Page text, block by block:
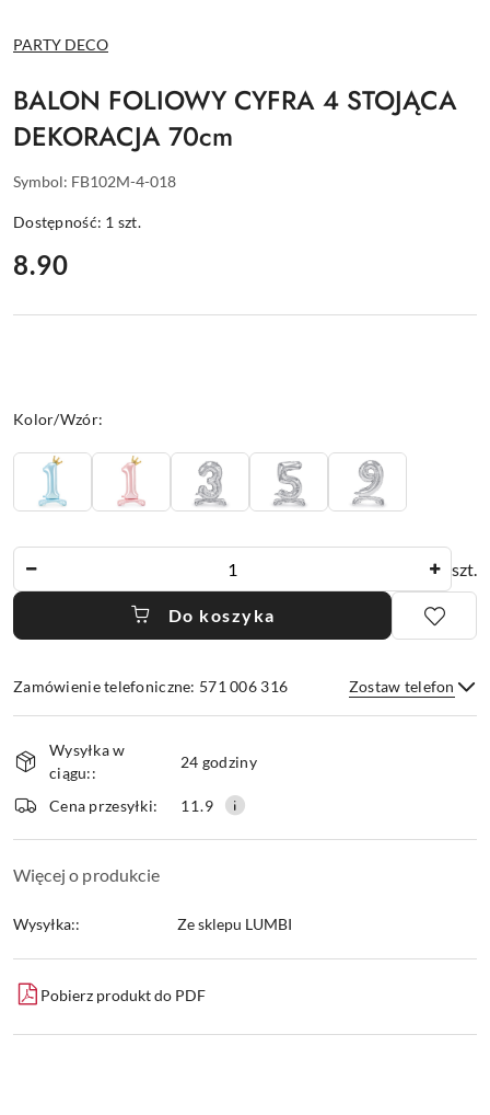
NAZWA
PRODUCENTA:
PARTY DECO
BALON FOLIOWY CYFRA 4 STOJĄCA
DEKORACJA 70cm
Symbol: FB102M-4-018
Dostępność: 1 szt.
cena:
8.90
Wariant
Kolor/Wzór:
szt.
Do koszyka
Zamówienie telefoniczne: 571 006 316 Zostaw telefon
i
dostawa
Wysyłka w
ciągu::
24 godziny
Cena przesyłki: 11.9
Więcej o produkcie
Wysyłka:: Ze sklepu LUMBI
Pobierz produkt do PDF